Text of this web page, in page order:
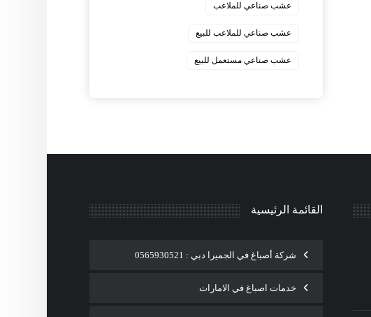
عشب صناعي للملاعب
عشب صناعي للملاعب للبيع
عشب صناعي مستعمل للبيع
القائمة الرئيسية
شركة أصباغ في الجميرا دبي : 0565930521
خدمات اصباغ في الامارات